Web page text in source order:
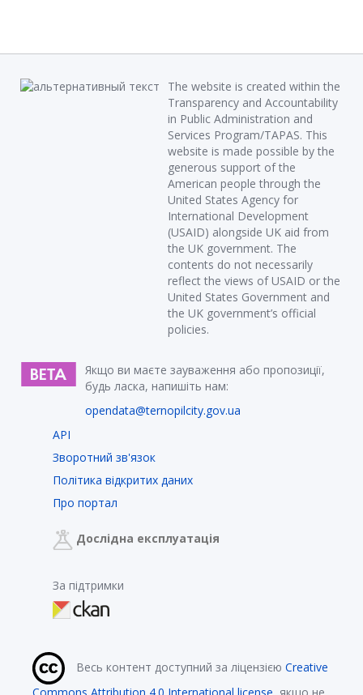
The website is created within the
Transparency and Accountability
in Public Administration and
Services Program/TAPAS. This
website is made possible by the
generous support of the
American people through the
United States Agency for
International Development
(USAID) alongside UK aid from
the UK government. The
contents do not necessarily
reflect the views of USAID or the
United States Government and
the UK government’s official
policies.
Якщо ви маєте зауваження або пропозиції,
будь ласка, напишіть нам:
opendata@ternopilcity.gov.ua
API
Зворотний зв'язок
Політика відкритих даних
Про портал
Дослідна експлуатація
За підтримки
Весь контент доступний за ліцензією Creative